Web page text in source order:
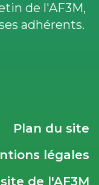
de l'AF3M,
adhérents.
Plan du site
légales
de l'AF3M